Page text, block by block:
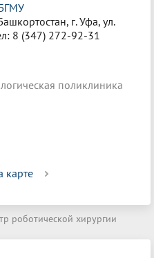
г. Уфа, ул.
8 (347) 272-92-31
поликлиника
карте
роботической хирургии